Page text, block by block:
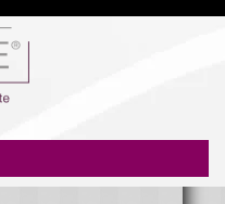
navigation